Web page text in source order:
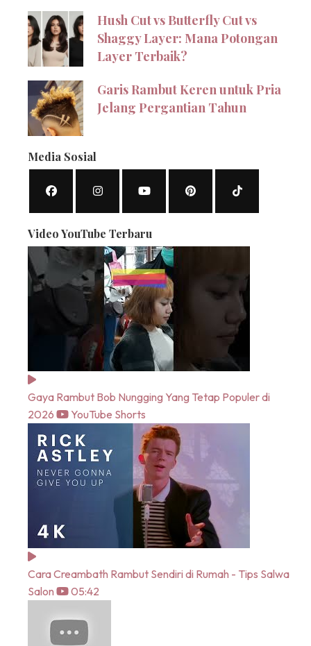
Hush Cut vs Butterfly Cut vs
Shaggy Layer: Mana Potongan
Layer Terbaik?
Garis Rambut Keren untuk Pria
Jelang Pergantian Tahun
Media Sosial
Video YouTube Terbaru
Gaya Rambut Bob Nungging Yang Tetap Populer di
2026
YouTube Shorts
Cara Creambath Rambut Sendiri di Rumah - Tips Salwa
Salon
05:42